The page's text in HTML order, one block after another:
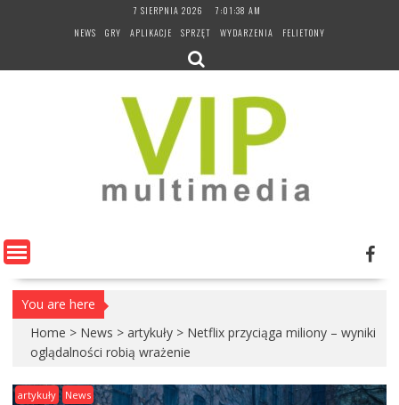
7 SIERPNIA 2026
7:01:39 AM
NEWS
GRY APLIKACJE SPRZĘT WYDARZENIA FELIETONY
You are here
Home > News > artykuły > Netflix przyciąga miliony – wyniki
oglądalności robią wrażenie
artykuły News